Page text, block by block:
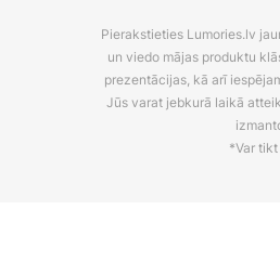
Pierakstieties Lumories.lv
un viedo mājas produktu
prezentācijas, kā arī
Jūs varat jebkurā laikā
*Var